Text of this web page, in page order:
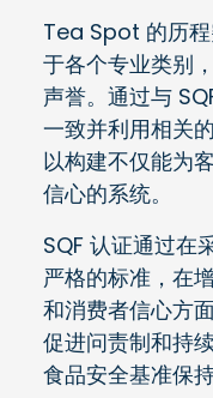
Tea Spot 的历程
于各个专业类别
声誉。通过与
一致并利用相关
以构建不仅能为
信心的系统。
SQF 认证通过在
严格的标准，在
和消费者信心方
促进问责制和持
食品安全基准保持